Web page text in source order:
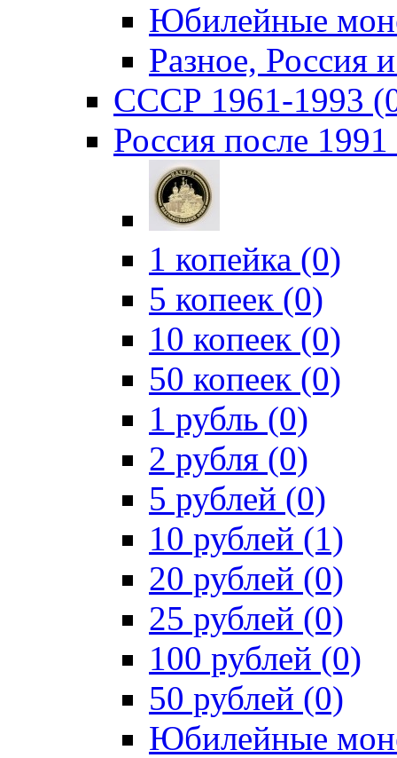
Юбилейные
Разное, Россия
СССР 1961-1993
Россия после
1 копейка (0)
5 копеек (0)
10 копеек (0)
50 копеек (0)
1 рубль (0)
2 рубля (0)
5 рублей (0)
10 рублей (1)
20 рублей (0)
25 рублей (0)
100 рублей (0)
50 рублей (0)
Юбилейные